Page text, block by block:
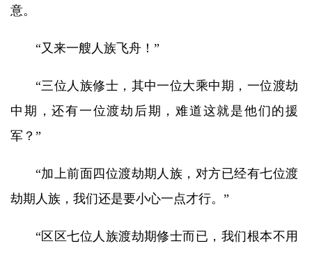
意。
“又来一艘人族飞舟！”
“三位人族修士，其中一位大乘中期，一位渡劫
中期，还有一位渡劫后期，难道这就是他们的援
军？”
“加上前面四位渡劫期人族，对方已经有七位渡
劫期人族，我们还是要小心一点才行。”
“区区七位人族渡劫期修士而已，我们根本不用